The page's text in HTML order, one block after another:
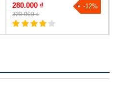
280.000 ₫
320.000 ₫
-12%